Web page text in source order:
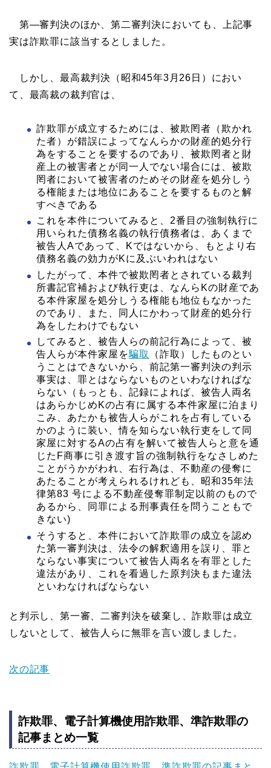
第―審判決のほか、第二審判決においても、上記事
実は詐欺罪に該当するとしました。
しかし、最高裁判決（昭和45年3月26日）におい
て、最高裁の裁判官は、
詐欺罪が成立するためには、被欺罔者（欺かれ
た者）が錯誤によってなんらかの財産的処分行
為をすることを要するのであり、被欺罔者と財
産上の被害者とが同一人でない場合には、被欺
罔者において被害者のためその財産を処分しう
る権能または地位にあることを要するものと解
すべきである
これを本件についてみると、2番目の強制執行に
用いられた債務名義の執行債務者は、あくまで
被告人Aであって、Kではないから、もとより右
債務名義の効力がKに及ぶいわれはない
したがって、本件で被欺罔者とされている裁判
所書記官補および執行吏は、なんらKの財産であ
る本件家屋を処分しうる権能も地位もなかった
のであり、また、同人にかわって財産的処分行
為をしたわけでもない
してみると、被告人らの前記行為によって、被
告人らが本件家屋を騙取
（詐取）したものとい
うことはできないから、前記第一審判決の判示
事実は、罪とはならないものといわなければな
らない（もっとも、記録によれば、被告人両名
はあらかじめKの占有に属する本件家屋に泊まり
こみ、あたかも被告人らがこれを占有している
かのように装い、情を知らない執行吏をして同
家屋に対するAの占有を解いて被告人らと意を通
じたF商事に引き渡す旨の強制執行をなさしめた
ことがうかがわれ、右行為は、不動産の侵奪に
あたることが考えられるけれども、昭和35年法
律第83 号による不動産侵奪罪制定以前のもので
あるから、同罪による刑事責任を問うこともで
きない)
そうすると、本件において詐欺罪の成立を認め
た第一審判決は、法令の解釈適用を誤り、罪と
ならない事実について被告人両名を有罪とした
違法があり、これを看過した原判決もまた違法
といわなければならない
と判示し、第一審、二審判決を破棄し、詐欺罪は成立
しないとして、被告人らに無罪を言い渡しました。
次の記事
詐欺罪、電子計算機使用詐欺罪、準詐欺罪の
記事まとめ一覧